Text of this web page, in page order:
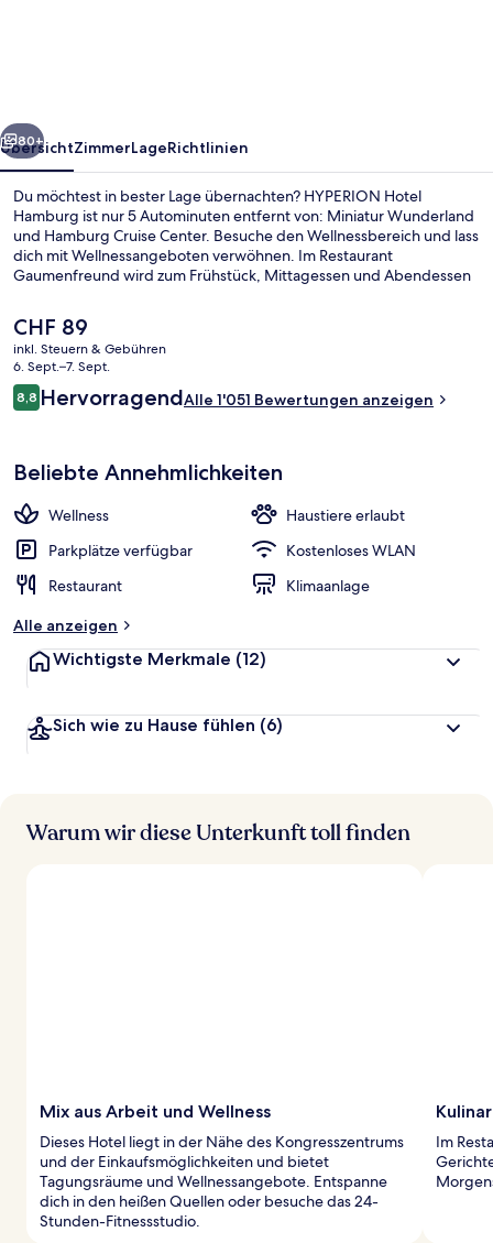
Weiter
80+
ÜbersichtZimmerLageRichtlinien
Du möchtest in bester Lage übernachten? HYPERION Hotel
Hamburg ist nur 5 Autominuten entfernt von: Miniatur Wunderland
und Hamburg Cruise Center. Besuche den Wellnessbereich und lass
dich mit Wellnessangeboten verwöhnen. Im Restaurant
Gaumenfreund wird zum Frühstück, Mittagessen und Abendessen
(rund um die Uhr geöffnet) und eine Sauna sind weitere Highlights.
Anderen Reisenden gefallen das hilfsbereite Personal und die
fußgängerfreundliche Lage. Die öffentlichen Verkehrsmittel sind
nur einen kurzen Fußmarsch entfernt: Zur U-Bahnhof Steinstraße
sind es 7 Minuten und zur Haltestelle Steinstraße 9 Minuten.
Der
aktuelle
Preis
beträgt
CHF 89.
CHF 89
inkl. Steuern & Gebühren
6. Sept.–7. Sept.
Bewertungen
8,88,8 von 10.
HervorragendAlle 1'051 Bewertungen anzeigen
Beliebte Annehmlichkeiten
Wellness
Haustiere erlaubt
Parkplätze verfügbar
Kostenloses WLAN
Restaurant
Klimaanlage
Alle anzeigen
Wichtigste Merkmale (12)
Sich wie zu Hause fühlen (6)
Warum wir diese Unterkunft toll finden
Mix aus Arbeit und Wellness
Dieses Hotel liegt in der Nähe des Kongresszentrums
und der Einkaufsmöglichkeiten und bietet
Tagungsräume und Wellnessangebote. Entspanne
dich in den heißen Quellen oder besuche das 24-
Stunden-Fitnessstudio.
Im